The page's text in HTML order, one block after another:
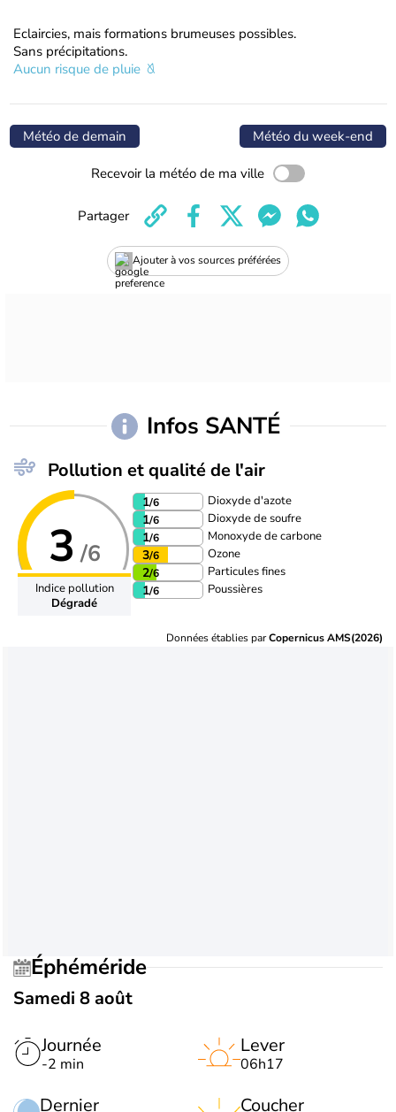
Eclaircies, mais formations brumeuses possibles.
Sans précipitations.
Aucun risque de pluie
Météo de demain Météo du week-end
Recevoir la météo de ma ville
Ajouter à vos sources préférées
Partager
Infos SANTÉ
Pollution et qualité de l'air
3 /6
Indice pollution
Dégradé
1/6 Dioxyde d'azote
1/6 Dioxyde de soufre
1/6 Monoxyde de carbone
3/6 Ozone
2/6 Particules fines
1/6 Poussières
Données établies parCopernicus AMS(2026)
Éphéméride
Samedi 8 août
Journée
-2 min
Dernier
Lever
06h17
Coucher